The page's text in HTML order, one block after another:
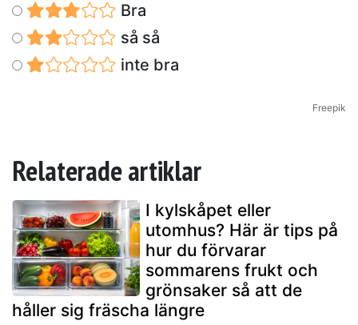
Bra
så så
inte bra
Freepik
Relaterade artiklar
I kylskåpet eller
utomhus? Här är tips på
hur du förvarar
sommarens frukt och
grönsaker så att de
håller sig fräscha längre